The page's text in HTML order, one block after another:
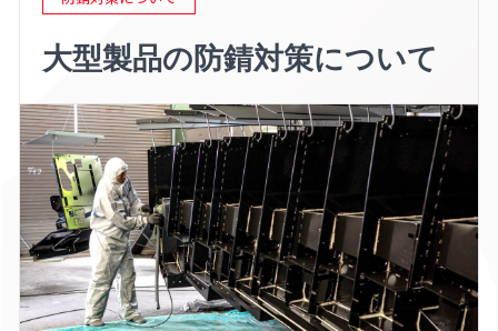
大型製品の防錆対策について